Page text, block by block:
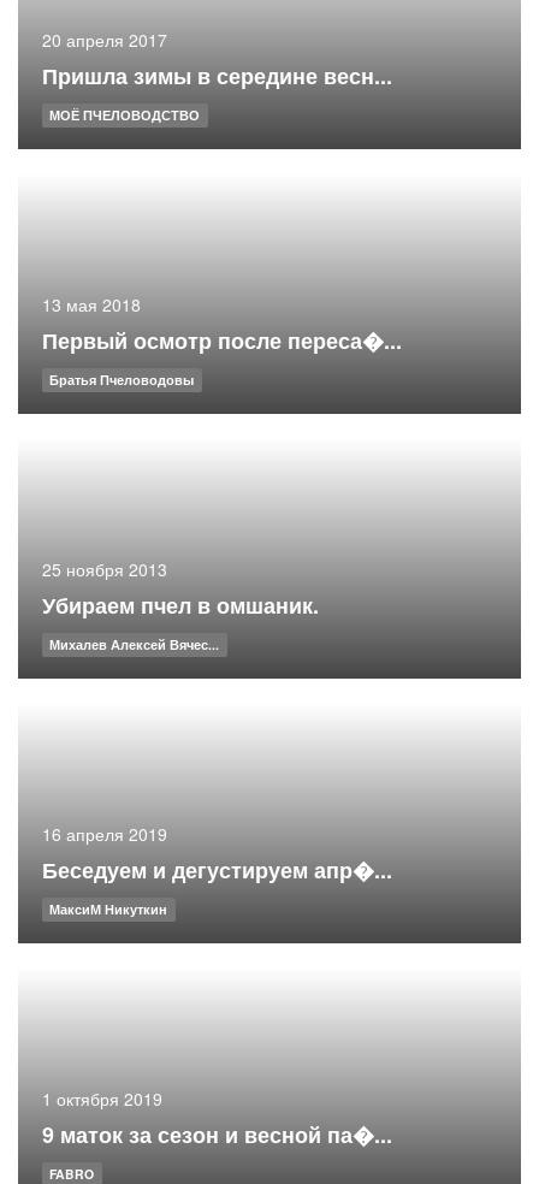
20 апреля 2017
Пришла зимы в середине весн...
МОЁ ПЧЕЛОВОДСТВО
13 мая 2018
Первый осмотр после переса�...
Братья Пчеловодовы
25 ноября 2013
Убираем пчел в омшаник.
Михалев Алексей Вячес...
16 апреля 2019
Беседуем и дегустируем апр�...
МаксиМ Никуткин
1 октября 2019
9 маток за сезон и весной па�...
FABRO